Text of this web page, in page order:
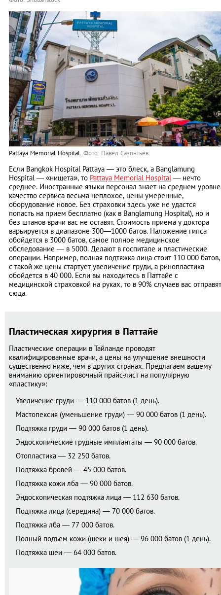
Pattaya Memorial Hospital. Фото: Павел Сaзонтьев
Если Bangkok Hospital Pattaya — это блеск, а Banglamung
Hospital — «нищета», то Pattaya Memorial Hospital— нечто
среднее. Иностранные языки персонал знает на среднем
качество сервиса весьма неплохое, цены умеренные,
оборудование новое. Без страховки здесь уже не удастся
попасть на прием бесплатно (как в Banglamung Hospital), но и
без штанов врачи вас не оставят. Стоимость приема у доктора
варьируется в диапазоне 300—1000 батов. Наложение гипса
обойдется в 3000 батов, самое полное медицинское
обследование — в 5000. Делают в госпитале и пластические
операции. Например, полная подтяжка лица стоит 110 000 батов,
с такой же цены стартует увеличение груди, а ринопластика
обойдется в 40 000. Если вы находитесь в Паттайе с
медицинской страховкой на руках, то в 90% случаев вас отправят
сюда.
Пластическая хирургия в Паттайе
Пластические операции в Тайланде проводят
квалифицированные врачи, а цены на улучшение внешности
существенно ниже, чем в других странах. Предлагаем вашему
вниманию ориентировочный прайс-лист на популярную
«пластику»:
Увеличение груди — 110 000 батов (1 день).
Мастопексия (уменьшение груди) — 90 000 батов (1 день).
Подтяжка груди — 90 000 батов (1 день).
Эндоскопические грудные имплантаты — 90 000 батов.
Отопластика — 32 250 батов.
Подтяжка бровей — 45 000 батов.
Подтяжка кожи лба — 90 000 батов.
Эндоскопическая подтяжка лица — 112 630 батов.
Подтяжка лица (середина) — 70 000 батов.
Подтяжка лба — 77 000 батов.
Полный подъем кожи (щеки и шея) — 96 000 батов (1 день).
Подтяжка шеи — 64 000 батов.